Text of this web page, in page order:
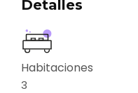
Detalles
Habitaciones
3